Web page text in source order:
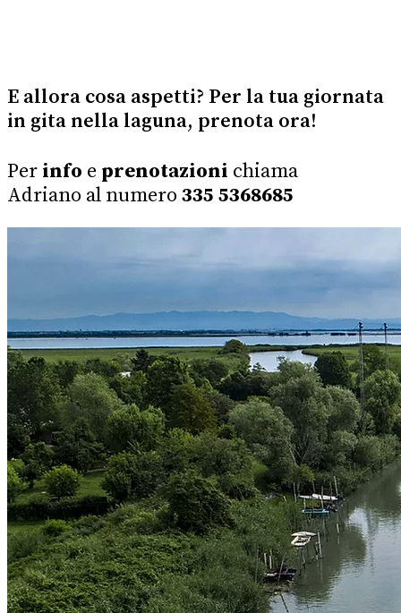
E allora cosa aspetti? Per la tua giornata
in gita nella laguna, prenota ora!
Per info e prenotazioni chiama
Adriano al numero 335 5368685